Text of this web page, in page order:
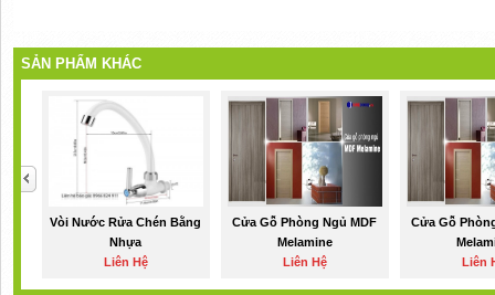
SẢN PHẨM KHÁC
Vòi Nước Rửa Chén Bằng
Nhựa
Liên Hệ
Cửa Gỗ Phòng Ngủ MDF
Melamine
Liên Hệ
Cửa Gỗ
Liên